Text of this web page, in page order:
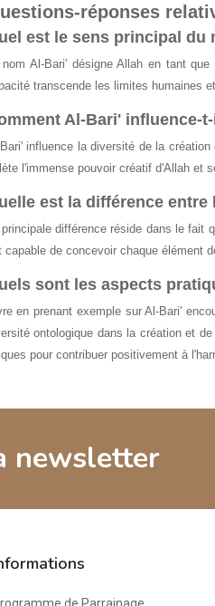
Découvrir le Prophète...
15,00 €
réponses
est le sens principal du
nom Al-Bari' désigne Allah en tant
transcende les limites humaines
Al-Bari' influence-
influence la diversité de la
l'immense pouvoir créatif d'Allah et
est la différence
principale différence réside dans le fait
capable de concevoir chaque élément
sont les aspects
en prenant exemple sur Al-Bari'
ontologique dans la création et
pour contribuer positivement à
newsletter
de Parrainage